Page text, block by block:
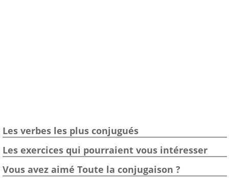
Les verbes les plus conjugués
Les exercices qui pourraient vous intéresser
Vous avez aimé Toute la conjugaison ?